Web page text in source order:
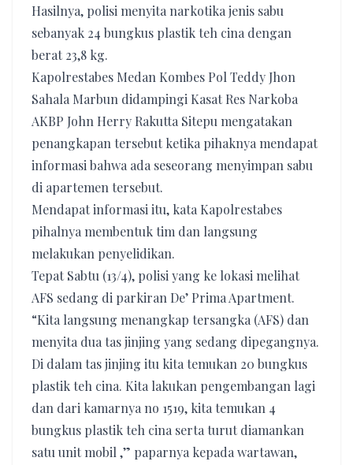
Hasilnya, polisi menyita narkotika jenis sabu
sebanyak 24 bungkus plastik teh cina dengan
berat 23,8 kg.
Kapolrestabes Medan Kombes Pol Teddy Jhon
Sahala Marbun didampingi Kasat Res Narkoba
AKBP John Herry Rakutta Sitepu mengatakan
penangkapan tersebut ketika pihaknya mendapat
informasi bahwa ada seseorang menyimpan sabu
di apartemen tersebut.
Mendapat informasi itu, kata Kapolrestabes
pihalnya membentuk tim dan langsung
melakukan penyelidikan.
Tepat Sabtu (13/4), polisi yang ke lokasi melihat
AFS sedang di parkiran De’ Prima Apartment.
“Kita langsung menangkap tersangka (AFS) dan
menyita dua tas jinjing yang sedang dipegangnya.
Di dalam tas jinjing itu kita temukan 20 bungkus
plastik teh cina. Kita lakukan pengembangan lagi
dan dari kamarnya no 1519, kita temukan 4
bungkus plastik teh cina serta turut diamankan
satu unit mobil ,” paparnya kepada wartawan,